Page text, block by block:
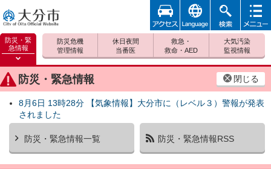
大分市
防災・緊
急情報
防災緊
急情報
を開く
防災・緊急情報 閉じる
8月6日 13時28分 【気象情報】大分市に（レベル３）警報が発表
されました
防災・緊急情報一覧 防災・緊急情報RSS
防災危機
管理情報
休日夜間
当番医
救急・
救命・AED
大気汚染
監視情報
アクセ
ス
foreign 検索
メニュ